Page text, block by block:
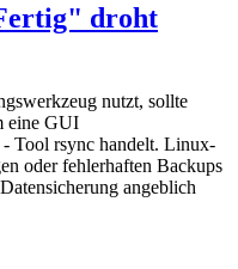
droht
nutzt, sollte
eine GUI
Tool rsync handelt. Linux-
oder fehlerhaften Backups
angeblich